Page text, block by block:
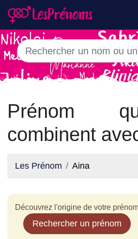
Prénom
combinent
Les Prénom Aina
Découvrez l'origine de votre
Rechercher un prénom